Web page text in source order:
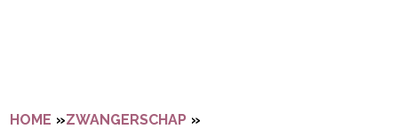
HOME »ZWANGERSCHAP »